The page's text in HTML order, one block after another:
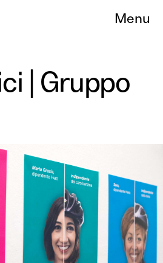
Menu
Web
| Gruppo